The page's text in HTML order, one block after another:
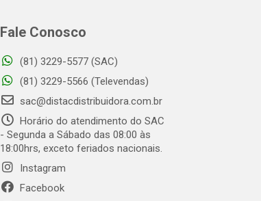
Fale Conosco
(81) 3229-5577 (SAC)
(81) 3229-5566 (Televendas)
sac@distacdistribuidora.com.br
Horário do atendimento do SAC
- Segunda a Sábado das 08:00 às
18:00hrs, exceto feriados nacionais.
Instagram
Facebook